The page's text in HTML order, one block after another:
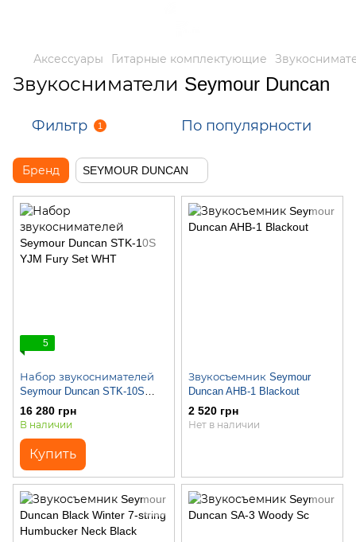
Аксессуары Гитарные комплектующие
Звукосниматели Seymour Duncan
Фильтр 1 По популярности
Бренд SEYMOUR DUNCAN
5
Набор звукоснимателей
Seymour Duncan STK-10S
YJM Fury Set WHT
16 280 грн
В наличии
Купить
Звукосъемник Seymour
Duncan AHB-1 Blackout
2 520 грн
Нет в наличии